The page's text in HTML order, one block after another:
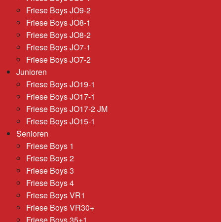
Friese Boys JO9-2
Friese Boys JO8-1
Friese Boys JO8-2
Friese Boys JO7-1
Friese Boys JO7-2
Junioren
Friese Boys JO19-1
Friese Boys JO17-1
Friese Boys JO17-2 JM
Friese Boys JO15-1
Senioren
Friese Boys 1
Friese Boys 2
Friese Boys 3
Friese Boys 4
Friese Boys VR1
Friese Boys VR30+
Friese Boys 35+1